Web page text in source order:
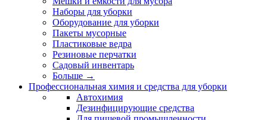
Наборы для уборки
Оборудование для уборки
Пакеты мусорные
Пластиковые ведра
Резиновые перчатки
Садовый инвентарь
Больше →
Профессиональная химия и средства для уборки
Автохимия
Дезинфицирующие средства